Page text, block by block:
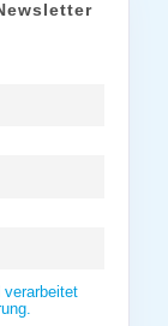
verarbeitet